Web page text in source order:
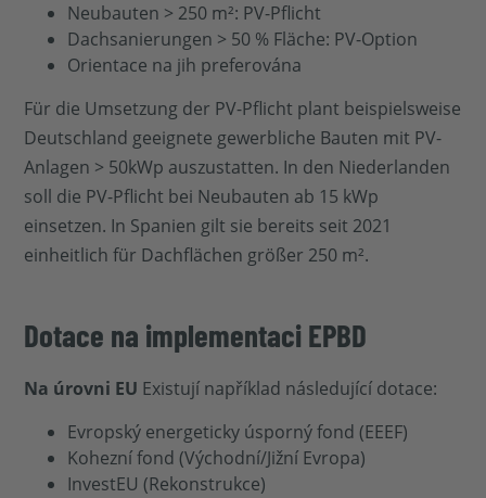
Neubauten > 250 m²: PV-Pflicht
Dachsanierungen > 50 % Fläche: PV-Option
Orientace na jih preferována
Für die Umsetzung der PV-Pflicht plant beispielsweise
Deutschland geeignete gewerbliche Bauten mit PV-
Anlagen > 50kWp auszustatten. In den Niederlanden
soll die PV-Pflicht bei Neubauten ab 15 kWp
einsetzen. In Spanien gilt sie bereits seit 2021
einheitlich für Dachflächen größer 250 m².
Dotace na implementaci EPBD
Na úrovni EU Existují například následující dotace:
Evropský energeticky úsporný fond (EEEF)
Kohezní fond (Východní/Jižní Evropa)
InvestEU (Rekonstrukce)